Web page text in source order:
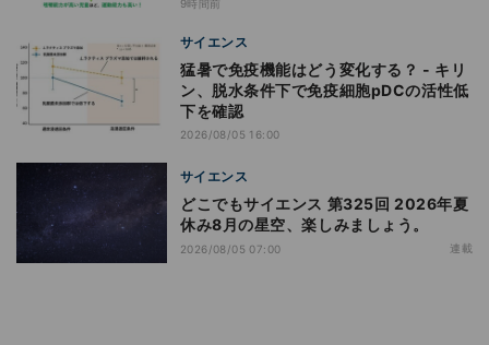
9時間前
サイエンス
猛暑で免疫機能はどう変化する？ - キリ
ン、脱水条件下で免疫細胞pDCの活性低
下を確認
2026/08/05 16:00
サイエンス
どこでもサイエンス 第325回 2026年夏
休み8月の星空、楽しみましょう。
2026/08/05 07:00 連載